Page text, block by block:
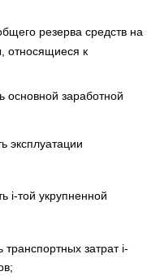
резерва средств на
относящиеся к
основной заработной
эксплуатации
i-той укрупненной
затрат i-